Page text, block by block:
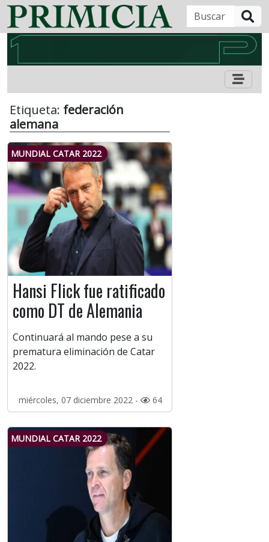
Etiqueta: federación
alemana
MUNDIAL CATAR 2022
Hansi Flick fue ratificado
como DT de Alemania
Continuará al mando pese a su
prematura eliminación de Catar
2022.
miércoles, 07 diciembre 2022 - 64
MUNDIAL CATAR 2022